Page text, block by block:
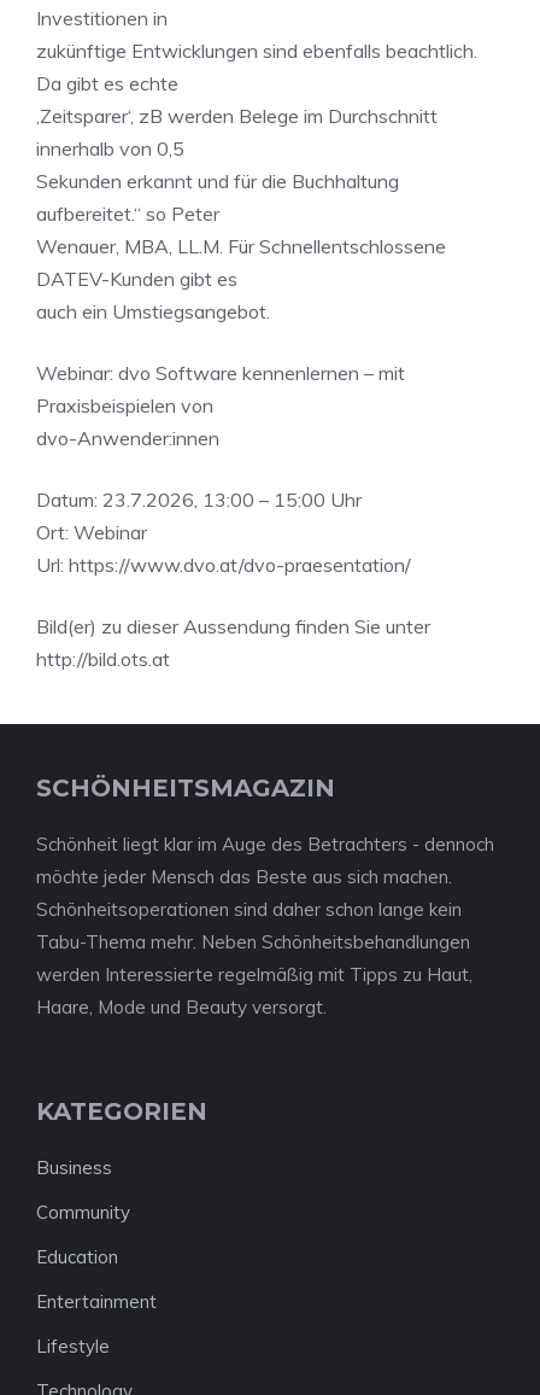
Investitionen in
zukünftige Entwicklungen sind ebenfalls beachtlich.
Da gibt es echte
‚Zeitsparer‘, zB werden Belege im Durchschnitt
innerhalb von 0,5
Sekunden erkannt und für die Buchhaltung
aufbereitet.“ so Peter
Wenauer, MBA, LL.M. Für Schnellentschlossene
DATEV-Kunden gibt es
auch ein Umstiegsangebot.
Webinar: dvo Software kennenlernen – mit
Praxisbeispielen von
dvo-Anwender:innen
Datum: 23.7.2026, 13:00 – 15:00 Uhr
Ort: Webinar
Url: https://www.dvo.at/dvo-praesentation/
Bild(er) zu dieser Aussendung finden Sie unter
http://bild.ots.at
SCHÖNHEITSMAGAZIN
Schönheit liegt klar im Auge des Betrachters - dennoch
möchte jeder Mensch das Beste aus sich machen.
Schönheitsoperationen sind daher schon lange kein
Tabu-Thema mehr. Neben Schönheitsbehandlungen
werden Interessierte regelmäßig mit Tipps zu Haut,
Haare, Mode und Beauty versorgt.
KATEGORIEN
Business
Community
Education
Entertainment
Lifestyle